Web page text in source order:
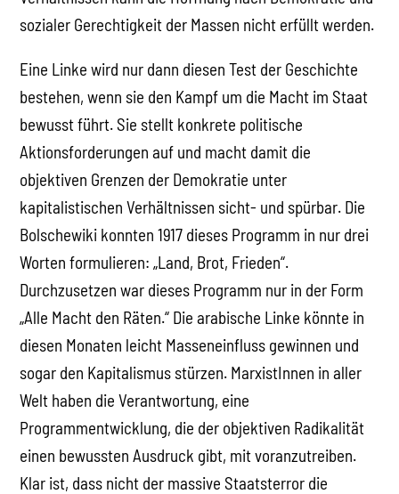
sozialer Gerechtigkeit der Massen nicht erfüllt werden.
Eine Linke wird nur dann diesen Test der Geschichte
bestehen, wenn sie den Kampf um die Macht im Staat
bewusst führt. Sie stellt konkrete politische
Aktionsforderungen auf und macht damit die
objektiven Grenzen der Demokratie unter
kapitalistischen Verhältnissen sicht- und spürbar. Die
Bolschewiki konnten 1917 dieses Programm in nur drei
Worten formulieren: „Land, Brot, Frieden“.
Durchzusetzen war dieses Programm nur in der Form
„Alle Macht den Räten.“ Die arabische Linke könnte in
diesen Monaten leicht Masseneinfluss gewinnen und
sogar den Kapitalismus stürzen. MarxistInnen in aller
Welt haben die Verantwortung, eine
Programmentwicklung, die der objektiven Radikalität
einen bewussten Ausdruck gibt, mit voranzutreiben.
Klar ist, dass nicht der massive Staatsterror die